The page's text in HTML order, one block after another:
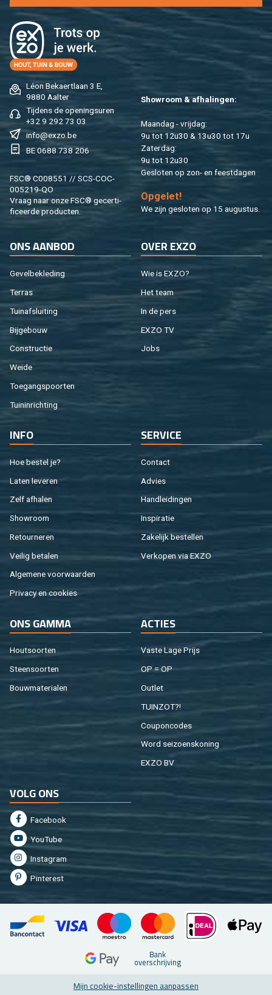
Léon Be­kaert­laan 3 E,
9880 Aal­ter
Tij­dens de ope­nings­uren
+32 9 292 73 03
info@​exzo.​be
BE 0688 738 206
FSC® C008551 // SCS-COC-
005219-QO
Vraag naar onze FSC® ge­cer­ti­
fi­ceer­de pro­duc­ten.
Show­room & af­ha­lin­gen:
Maan­dag - vrij­dag:
9u tot 12u30 & 13u30 tot 17u
Za­ter­dag:
9u tot 12u30
Ge­slo­ten op zon- en feest­da­gen
Op­ge­let!
We zijn ge­slo­ten op 15 au­gus­tus.
ONS AAN­BOD
Ge­vel­be­kle­ding
Ter­ras
Tuin­af­slui­ting
Bij­ge­bouw
Con­struc­tie
Weide
Toe­gangs­poor­ten
Tuin­in­rich­ting
OVER EXZO
Wie is EXZO?
Het team
In de pers
EXZO TV
Jobs
INFO
Hoe be­stel je?
Laten le­ve­ren
Zelf af­ha­len
Show­room
Re­tour­ne­ren
Vei­lig be­ta­len
Al­ge­me­ne voor­waar­den
Pri­va­cy en coo­kies
SER­VI­CE
Con­tact
Ad­vies
Hand­lei­din­gen
In­spi­ra­tie
Za­ke­lijk be­stel­len
Ver­ko­pen via EXZO
ONS GAMMA
Hout­soor­ten
Steen­soor­ten
Bouw­ma­te­ri­a­len
AC­TIES
Vaste Lage Prijs
OP = OP
Out­let
TUIN­ZOT?!
Cou­pon­co­des
Word sei­zoens­ko­ning
EXZO BV
VOLG ONS
Fa­cebook
You­Tu­be
In­st­agram
Pin­te­rest
Bank
over­schrij­ving
Mijn coo­kie-in­stel­lin­gen aan­pas­sen